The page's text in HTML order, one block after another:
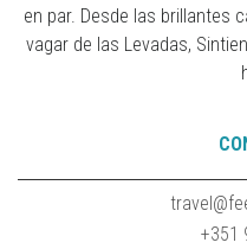
en par. Desde las brillantes
vagar de las Levadas,
+351